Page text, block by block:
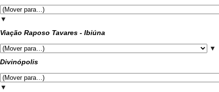
▼
Viação Raposo Tavares - Ibiúna
▼
Divinópolis
▼